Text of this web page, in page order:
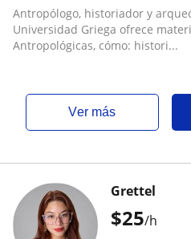
Antropólogo, historiador y
Universidad Griega ofrece
Antropológicas, cómo: histori...
ver más
$25/h
Grettel